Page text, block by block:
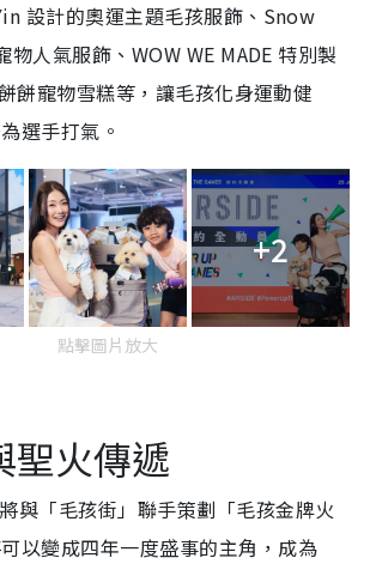
設計的奧運主題毛孩服飾、Snow
物人氣服飾、WOW WE MADE 特別製
餅寵物雪糕等，讓毛孩化身運動健
選手打氣。
+2
點擊圖片放大
聖火傳遞
與「毛孩街」聯手策劃「毛孩金牌火
以變成四年一度盛事的主角，成為